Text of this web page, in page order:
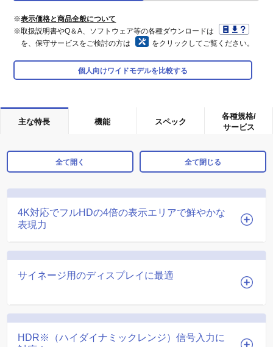
※表示価格と商品全般について
※取扱説明書やQ＆A、ソフトウェア等の各種ダウンロードは
を、保守サービスをご検討の方は
をクリックしてご覧ください。
個人向けワイドモデルを比較する
主な特長 機能 スペック
各種規格/
サービス
全て開く 全て閉じる
4K対応でフルHDの4倍の表示エリアで鮮やかな
表現力
サイネージ用のディスプレイに最適
HDR※（ハイダイナミックレンジ）信号入力に